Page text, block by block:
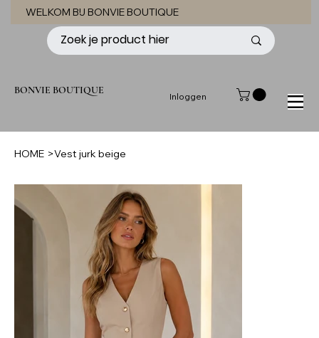
WELKOM BIJ BONVIE BOUTIQUE
BONVIE BOUTIQUE
Inloggen
HOME >Vest jurk beige